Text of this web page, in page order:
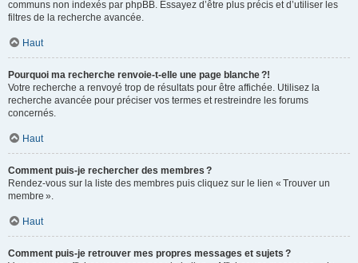
communs non indexés par phpBB. Essayez d’être plus précis et d’utiliser les
filtres de la recherche avancée.
Haut
Pourquoi ma recherche renvoie-t-elle une page blanche ?!
Votre recherche a renvoyé trop de résultats pour être affichée. Utilisez la
recherche avancée pour préciser vos termes et restreindre les forums
concernés.
Haut
Comment puis-je rechercher des membres ?
Rendez-vous sur la liste des membres puis cliquez sur le lien « Trouver un
membre ».
Haut
Comment puis-je retrouver mes propres messages et sujets ?